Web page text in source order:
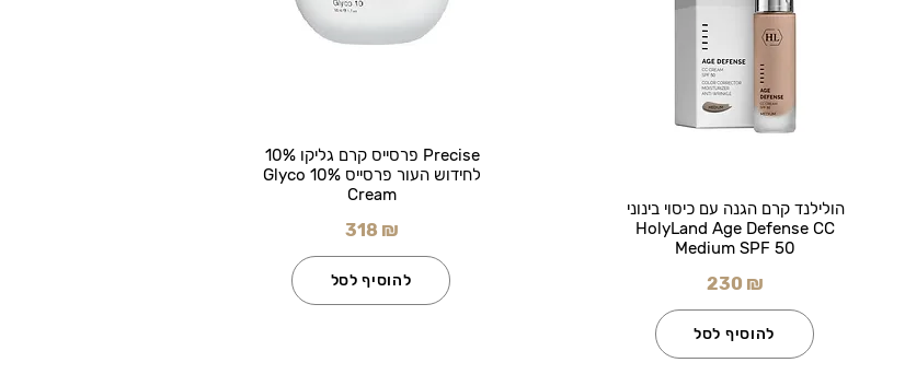
Precise פרסייס קרם גליקו 10%
לחידוש העור פרסייס Glyco 10%
Cream
318 ₪
להוסיף לסל
הולילנד קרם הגנה עם כיסוי בינוני
HolyLand Age Defense CC
Medium SPF 50
230 ₪
להוסיף לסל